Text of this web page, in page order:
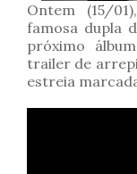
Ontem (15/
famosa dupla
próximo
trailer de
estreia